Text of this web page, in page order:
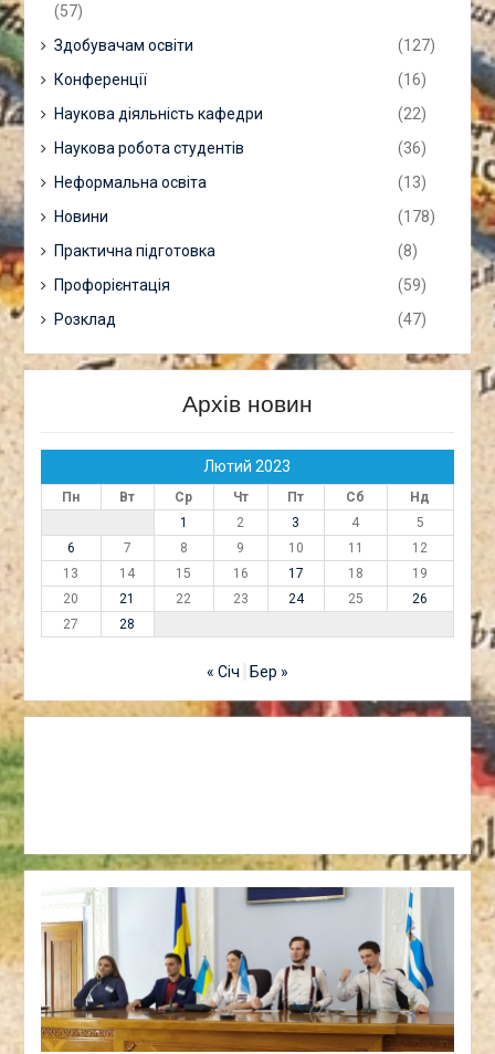
(57)
Здобувачам освіти
(127)
Конференції
(16)
Наукова діяльність кафедри
(22)
Наукова робота студентів
(36)
Неформальна освіта
(13)
Новини
(178)
Практична підготовка
(8)
Профорієнтація
(59)
Розклад
(47)
Архів новин
Лютий 2023
Пн Вт Ср Чт Пт Сб
Нд
1
2 3 4
5
6
7 8 9 10 11
12
13
14 15 16 17 18
19
20
21 22 23 24 25
26
27
28
« Січ Бер »